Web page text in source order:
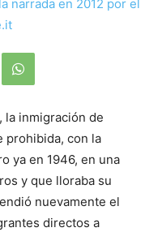
la inmigración de
prohibida, con la
ya en 1946, en una
y que lloraba su
nuevamente el
directos a